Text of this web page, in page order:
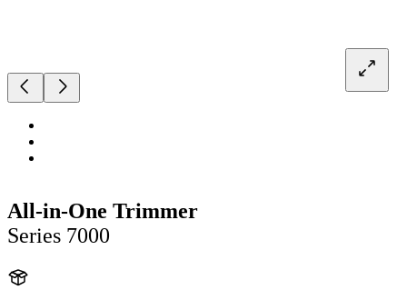
All-in-One Trimmer
Series 7000